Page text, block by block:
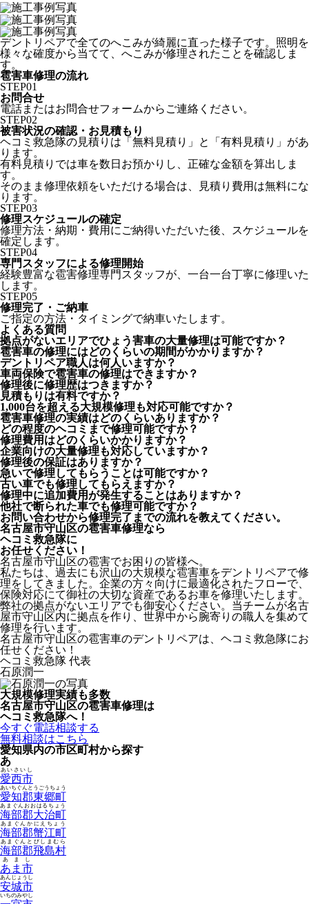
デントリペアで全てのへこみが綺麗に直った様子です。照明を
様々な確度から当てて、へこみが修理されたことを確認しま
す。
雹害車修理の流れ
STEP01
お問合せ
電話またはお問合せフォームからご連絡ください。
STEP02
被害状況の確認・お見積もり
ヘコミ救急隊の見積りは「無料見積り」と「有料見積り」があ
ります。
有料見積りでは車を数日お預かりし、正確な金額を算出しま
す。
そのまま修理依頼をいただける場合は、見積り費用は無料にな
ります。
STEP03
修理スケジュールの確定
修理方法・納期・費用にご納得いただいた後、スケジュールを
確定します。
STEP04
専門スタッフによる修理開始
経験豊富な雹害修理専門スタッフが、一台一台丁寧に修理いた
します。
STEP05
修理完了・ご納車
ご指定の方法・タイミングで納車いたします。
よくある質問
拠点がないエリアでひょう害車の大量修理は可能ですか？
雹害車の修理にはどのくらいの期間がかかりますか？
デントリペア職人は何人いますか？
車両保険で雹害車の修理はできますか？
修理後に修理歴はつきますか？
見積もりは有料ですか？
1,000台を超える大規模修理も対応可能ですか？
雹害車修理の実績はどのくらいありますか？
どの程度のヘコミまで修理可能ですか？
修理費用はどのくらいかかりますか？
企業向けの大量修理も対応していますか？
修理後の保証はありますか？
急いで修理してもらうことは可能ですか？
古い車でも修理してもらえますか？
修理中に追加費用が発生することはありますか？
他社で断られた車でも修理可能ですか？
お問い合わせから修理完了までの流れを教えてください。
名古屋市守山区の雹害車修理なら
ヘコミ救急隊に
お任せください！
名古屋市守山区の雹害でお困りの皆様へ。
私たちは、過去にも沢山の大規模な雹害車をデントリペアで修
理をしてきました。企業の方々向けに最適化されたフローで、
保険対応にて御社の大切な資産であるお車を修理いたします。
弊社の拠点がないエリアでも御安心ください。当チームが名古
屋市守山区内に拠点を作り、世界中から腕寄りの職人を集めて
修理を行います。
名古屋市守山区の雹害車のデントリペアは、ヘコミ救急隊にお
任せください！
ヘコミ救急隊 代表
石原潤一
大規模修理実績も多数
名古屋市守山区の雹害車修理は
ヘコミ救急隊へ！
今すぐ電話相談する
無料相談はこちら
愛知県内の市区町村から探す
あ
愛西市
あいさいし
愛知郡東郷町
あいちぐんとうごうちょう
海部郡大治町
あまぐんおおはるちょう
海部郡蟹江町
あまぐんかにえちょう
海部郡飛島村
あまぐんとびしまむら
あま市
あまし
安城市
あんじょうし
いちのみやし